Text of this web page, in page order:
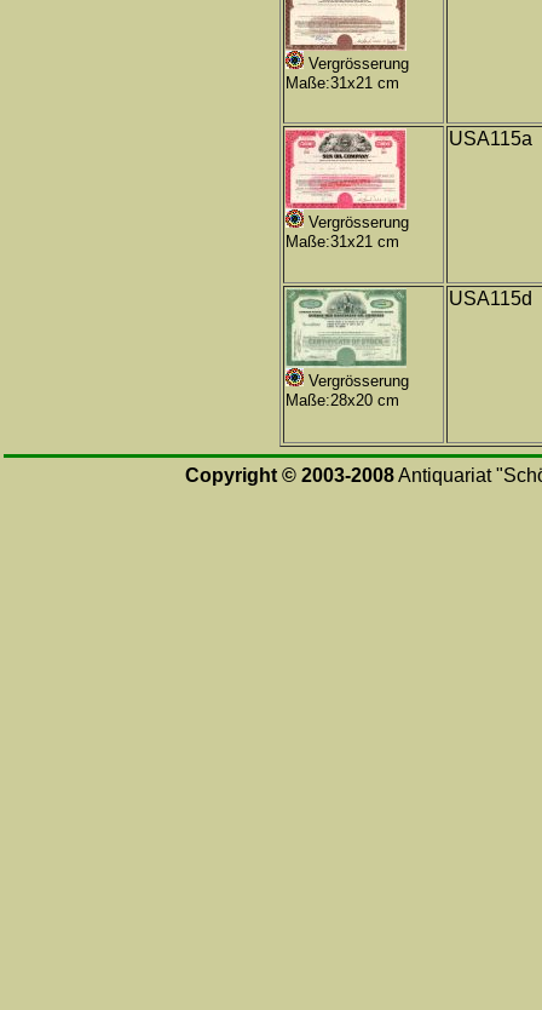
Vergrösserung
Maße:31x21 cm
Vergrösserung
Maße:31x21 cm
USA115a
Vergrösserung
Maße:28x20 cm
USA115d
Copyright © 2003-2008Antiquariat